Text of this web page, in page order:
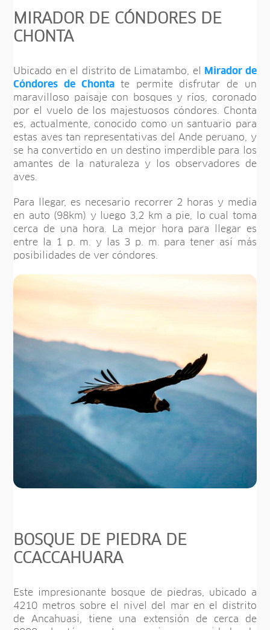
MIRADOR DE CÓNDORES DE
CHONTA
Ubicado en el distrito de Limatambo, el
Mirador de
Cóndores de Chontate permite disfrutar de un
maravilloso paisaje con bosques y ríos, coronado
por el vuelo de los majestuosos cóndores. Chonta
es, actualmente, conocido como un santuario para
estas aves tan representativas del Ande peruano, y
se ha convertido en un destino imperdible para los
amantes de la naturaleza y los observadores de
aves.
Para llegar, es necesario recorrer 2 horas y media
en auto (98km) y luego 3,2 km a pie, lo cual toma
cerca de una hora. La mejor hora para llegar es
entre la 1 p. m. y las 3 p. m. para tener así más
posibilidades de ver cóndores.
BOSQUE DE PIEDRA DE
CCACCAHUARA
Este impresionante bosque de piedras, ubicado a
4210 metros sobre el nivel del mar en el distrito
de Ancahuasi, tiene una extensión de cerca de